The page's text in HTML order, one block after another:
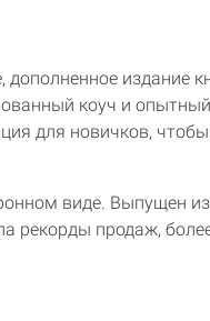
издание
коуч и
для новичков, чтобы
виде. Выпущен
рекорды продаж,